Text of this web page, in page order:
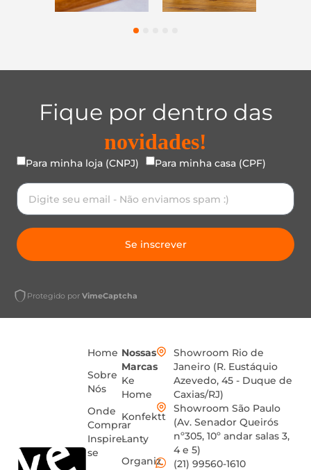
45
Fique por dentro das
novidades!
Para minha loja (CNPJ) Para minha casa (CPF)
Se inscrever
Protegido por VimeCaptcha
Home
Sobre
Nós
Onde
Comprar
Inspire-
se
Nossas
Marcas
Ke
Home
Konfektt
Lanty
Organiz
Showroom Rio de
Janeiro (R. Eustáquio
Azevedo, 45 - Duque de
Caxias/RJ)
Showroom São Paulo
(Av. Senador Queirós
nº305, 10º andar salas 3,
4 e 5)
(21) 99560-1610